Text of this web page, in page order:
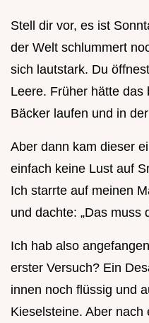
Stell dir vor, es ist
der Welt schlummert
sich lautstark. Du
Leere. Früher hätte das
Bäcker laufen und in
Aber dann kam dieser
einfach keine Lust auf
Ich starrte auf meinen
und dachte: „Das muss
Ich hab also
erster Versuch? Ein
innen noch flüssig und
Kieselsteine. Aber nach